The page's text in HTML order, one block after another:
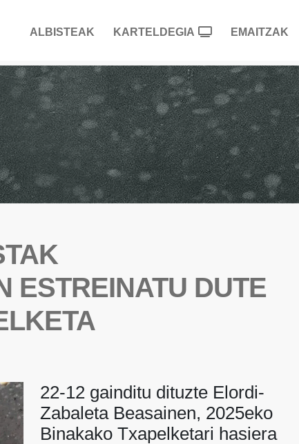
ALBISTEAK KARTELDEGIA EMAITZAK
ESTREINATU DUTE
22-12 gainditu dituzte Elordi-
Zabaleta Beasainen, 2025eko
Binakako Txapelketari hasiera